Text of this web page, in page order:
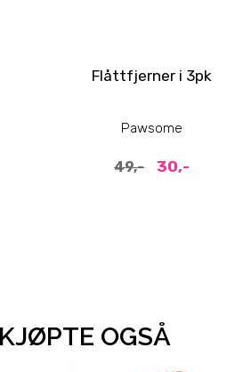
Flåttfjerner i 3pk
Pawsome
49,- 30,-
OGSÅ